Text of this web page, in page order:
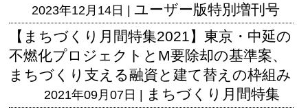
2023年12月14日 | ユーザー版特別増刊号
【まちづくり月間特集2021】東京・中延の
不燃化プロジェクトとM要除却の基準案、
まちづくり支える融資と建て替えの枠組み
2021年09月07日 | まちづくり月間特集